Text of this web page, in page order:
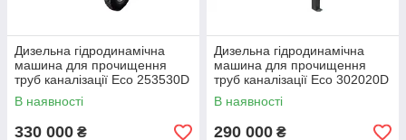
Дизельна гідродинамічна
машина для прочищення
труб каналізації Eco 253530D
В наявності
330 000 ₴
Дизельна гідродинамічна
машина для прочищення
труб каналізації Eco 302020D
В наявності
290 000 ₴